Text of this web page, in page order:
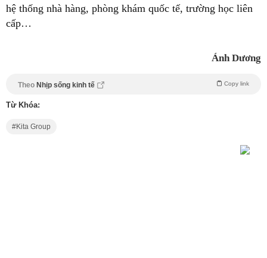
hệ thống nhà hàng, phòng khám quốc tế, trường học liên
cấp…
Ánh Dương
Theo Nhịp sống kinh tế Copy link
Từ Khóa:
Kita Group